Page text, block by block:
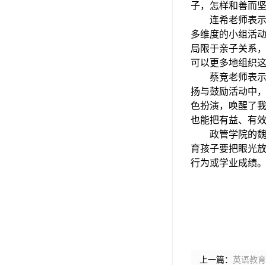
子，怎样和善而
连希老师表
多维度的小组活
局限于亲子关系
可以更多地组织
蔡竞老师表
扬与鼓励活动中
色扮演，唤醒了
也能把有益、有
政管学院的
育孩子要把眼光
行为或学业成绩
上一篇： 英语教